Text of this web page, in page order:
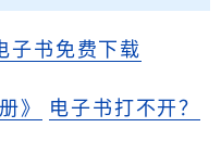
子书免费下载
》 电子书打不开？